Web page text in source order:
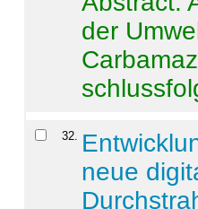
der
32.
neue